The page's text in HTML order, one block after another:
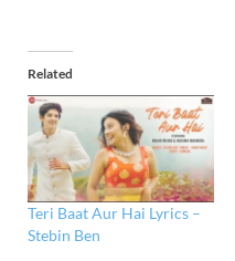
Related
Teri Baat Aur Hai Lyrics –
Stebin Ben